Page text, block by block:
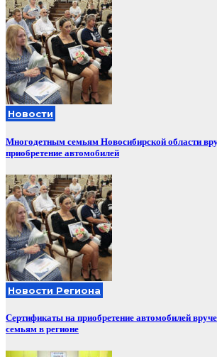
Новости
Многодетным семьям Новосибирской области
приобретение автомобилей
Новости Региона
Сертификаты на приобретение автомобилей
семьям в регионе